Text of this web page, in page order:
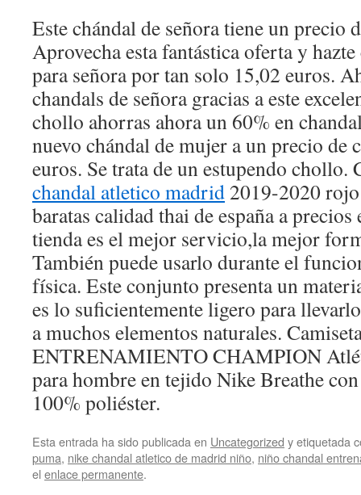
Este chándal de señora tiene un precio
Aprovecha esta fantástica oferta y
para señora por tan solo 15,02 euros.
chandals de señora gracias a este
chollo ahorras ahora un 60% en
nuevo chándal de mujer a un precio de
euros. Se trata de un estupendo chollo.
chandal atletico madrid 2019-2020
baratas calidad thai de españa a precios
tienda es el mejor servicio,la mejor
También puede usarlo durante el
física. Este conjunto presenta un
es lo suficientemente ligero para
a muchos elementos naturales.
ENTRENAMIENTO CHAMPION
para hombre en tejido Nike Breathe
100% poliéster.
Esta entrada ha sido publicada en Uncategorized y etiquetada
puma, nike chandal atletico de madrid niño, niño chandal
el enlace permanente.